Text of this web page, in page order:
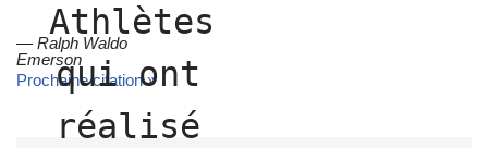
— Ralph Waldo
Emerson
Prochaine citation »
Athlètes
qui ont
réalisé